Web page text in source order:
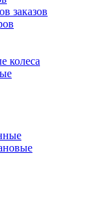
заказов
колеса